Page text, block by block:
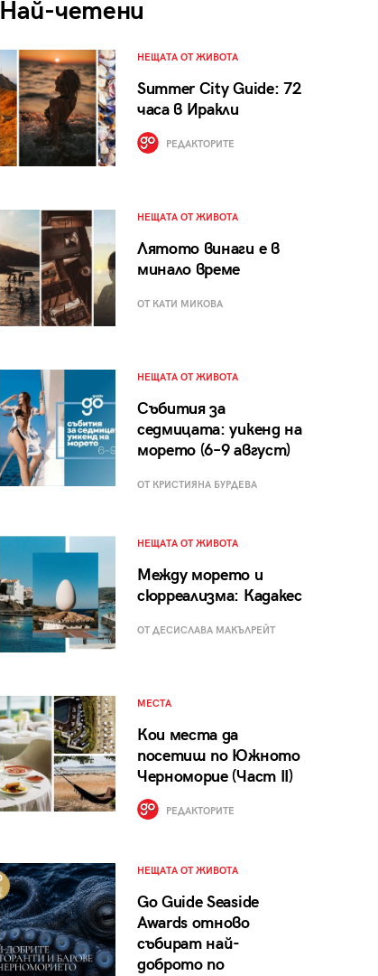
Най-четени
НЕЩАТА ОТ ЖИВОТА
Summer City Guide: 72
часа в Иракли
РЕДАКТОРИТЕ
НЕЩАТА ОТ ЖИВОТА
Лятото винаги е в
минало време
ОТ КАТИ МИКОВА
НЕЩАТА ОТ ЖИВОТА
Събития за
седмицата: уикенд на
морето (6–9 август)
ОТ КРИСТИЯНА БУРДЕВА
НЕЩАТА ОТ ЖИВОТА
Между морето и
сюрреализма: Кадакес
ОТ ДЕСИСЛАВА МАКЪЛРЕЙТ
МЕСТА
Кои места да
посетиш по Южното
Черноморие (Част II)
РЕДАКТОРИТЕ
НЕЩАТА ОТ ЖИВОТА
Go Guide Seaside
Awards отново
събират най-
доброто по